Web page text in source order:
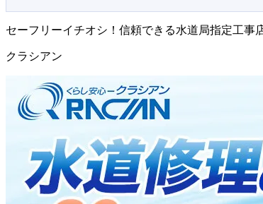
セーフリーイチオシ！信頼できる水道局指定工事
クラシアン